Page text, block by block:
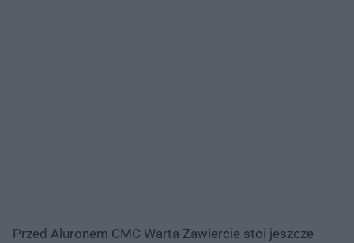
Przed Aluronem CMC Warta Zawiercie stoi jeszcze